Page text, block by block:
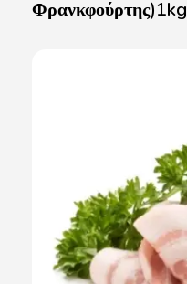
Φρανκφούρτης)1kg